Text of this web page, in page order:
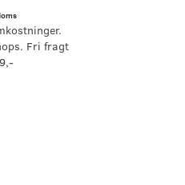
Fri fragt